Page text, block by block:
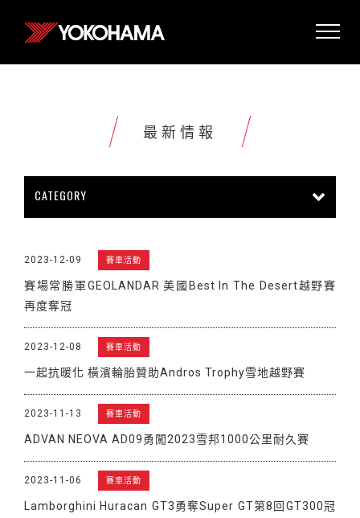
最新情報
CATEGORY
販促活動
賽車活動
2023-12-09 賽車活動
賽場常勝軍GEOLANDAR 美國Best In The Desert越野賽
再度奪冠
2023-12-08 賽車活動
一起抗暖化 橫濱輪胎贊助Andros Trophy雪地越野賽
2023-11-13 賽車活動
ADVAN NEOVA AD09勇闖2023雪邦1000公里耐久賽
2023-11-06 賽車活動
Lamborghini Huracan GT3勇奪Super GT第8回GT300冠